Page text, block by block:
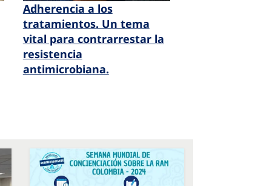
Adherencia a los
tratamientos. Un tema
vital para contrarrestar la
resistencia
antimicrobiana.